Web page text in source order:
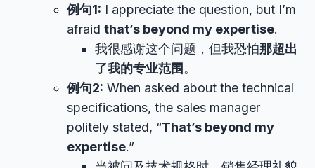
例句1: I appreciate the question, but I’m
afraid that’s beyond my expertise.
我很感谢这个问题，但我恐怕那超出
了我的专业范围 。
例句2: When asked about the technical
specifications, the sales manager
politely stated, “That’s beyond my
expertise.”